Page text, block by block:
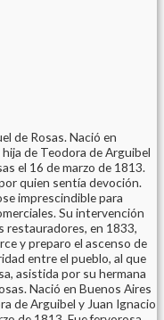
de Rosas. Nació en
de Teodora de Arguibel
el 16 de marzo de 1813.
quien sentía devoción.
imprescindible para
Su intervención
restauradores, en 1833,
y preparo el ascenso de
entre el pueblo, al que
asistida por su hermana
Nació en Buenos Aires
de Arguibel y Juan Ignacio